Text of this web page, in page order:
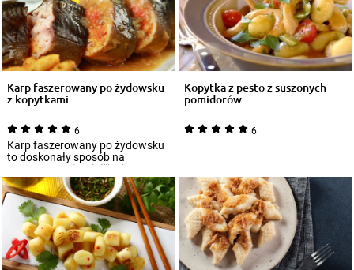
Karp faszerowany po żydowsku
z kopytkami
6
Karp faszerowany po żydowsku
to doskonały sposób na
przygotowanie wigilijnej potrawy.
Sekret tego...
Kopytka z pesto z suszonych
pomidorów
6